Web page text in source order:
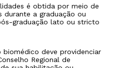
é obtida por meio de
durante a graduação ou
graduação lato ou stricto
deve providenciar
Regional de